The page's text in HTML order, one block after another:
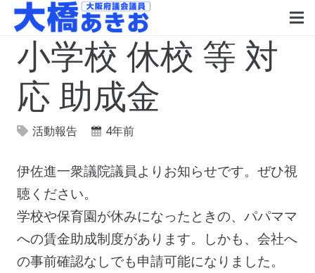
小学校 休校 等 対
応 助成金
活動報告 4年前
伊佐進一衆議院議員よりお知らせです。ぜひ視
聴ください。
学校や保育園が休みになったときの、パパママ
への賃金助成制度があります。しかも、会社へ
の事前確認なしでも申請可能になりました。